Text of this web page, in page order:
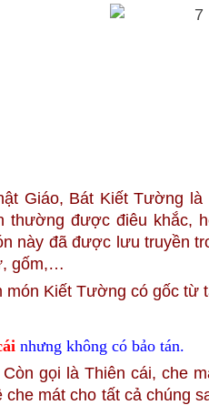
Giáo, Bát Kiết Tường là
thường được điêu khắc,
này đã được lưu truyền
gốm,…
Kiết Tường có gốc từ
nhưng không có bảo tán.
Còn gọi là Thiên cái, che
che mát cho tất cả chúng